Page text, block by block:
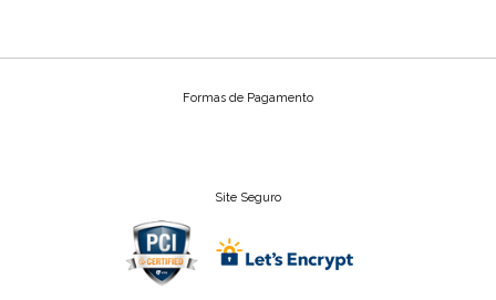
Formas de Pagamento
Site Seguro